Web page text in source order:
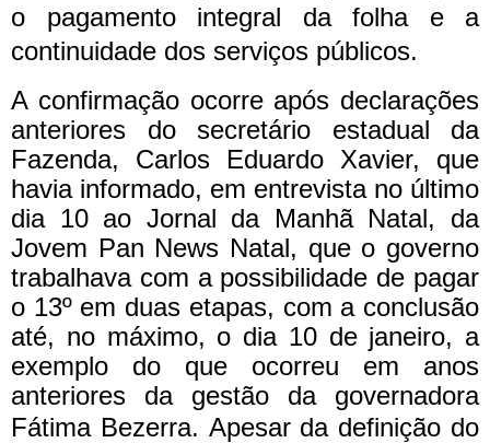
o pagamento integral da folha e a
continuidade dos serviços públicos.
A confirmação ocorre após declarações
anteriores do secretário estadual da
Fazenda, Carlos Eduardo Xavier, que
havia informado, em entrevista no último
dia 10 ao Jornal da Manhã Natal, da
Jovem Pan News Natal, que o governo
trabalhava com a possibilidade de pagar
o 13º em duas etapas, com a conclusão
até, no máximo, o dia 10 de janeiro, a
exemplo do que ocorreu em anos
anteriores da gestão da governadora
Fátima Bezerra. Apesar da definição do